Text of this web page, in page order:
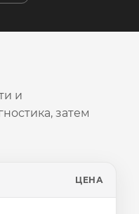
и
затем
ЦЕНА